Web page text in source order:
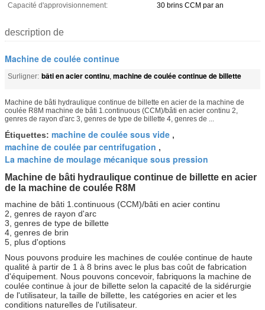
Capacité d'approvisionnement:
30 brins CCM par an
description de
Machine de coulée continue
Surligner: bâti en acier continu, machine de coulée continue de billette
Machine de bâti hydraulique continue de billette en acier de la machine de
coulée R8M machine de bâti 1.continuous (CCM)/bâti en acier continu 2,
genres de rayon d'arc 3, genres de type de billette 4, genres de ...
Étiquettes: machine de coulée sous vide ,
machine de coulée par centrifugation ,
La machine de moulage mécanique sous pression
Machine de bâti hydraulique continue de billette en acier
de la machine de coulée R8M
machine de bâti 1.continuous (CCM)/bâti en acier continu
2, genres de rayon d'arc
3, genres de type de billette
4, genres de brin
5, plus d'options
Nous pouvons produire les machines de coulée continue de haute
qualité à partir de 1 à 8 brins avec le plus bas coût de fabrication
d'équipement. Nous pouvons concevoir, fabriquons la machine de
coulée continue à jour de billette selon la capacité de la sidérurgie
de l'utilisateur, la taille de billette, les catégories en acier et les
conditions naturelles de l'utilisateur.